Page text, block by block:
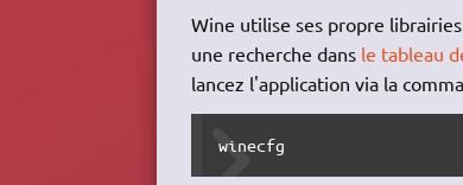
Wine utilise ses propre librairies
une recherche dans le tableau
lancez l'application via la
winecfg